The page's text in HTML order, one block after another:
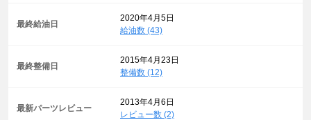
最終給油日
2020年4月5日
給油数 (43)
最終整備日
2015年4月23日
整備数 (12)
最新パーツレビュー
2013年4月6日
レビュー数 (2)